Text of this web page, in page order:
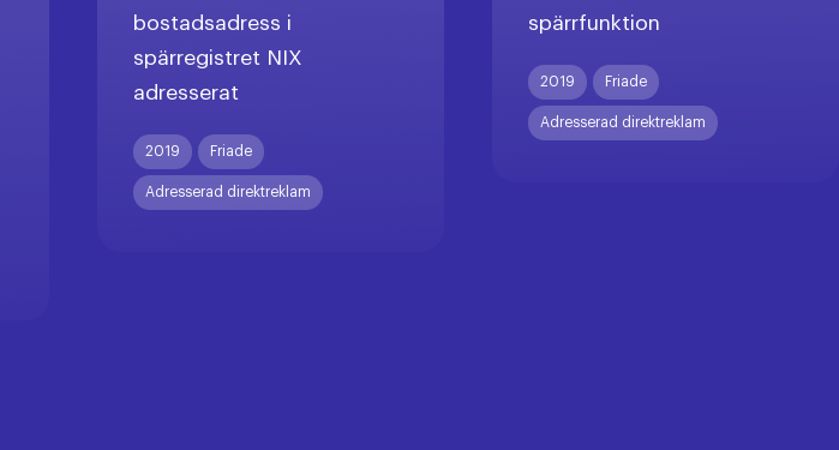
bostadsadress i
spärregistret NIX
adresserat
2019 Friade
Adresserad direktreklam
spärrfunktion
2019 Friade
Adresserad direktreklam